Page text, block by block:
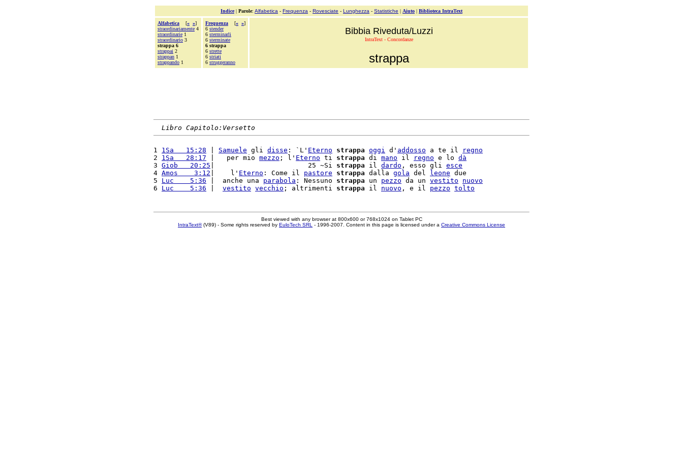
Indice| Parole: Alfabetica - Frequenza - Rovesciate - Lunghezza - Statistiche | Aiuto | Biblioteca IntraText
Alfabetica [« »]
straordinariamente 4
straordinarie 1
straordinario 3
strappa 6
strappai 2
strappan 1
strappando 1
Frequenza [« »]
6 stender
6 sterminarli
6 sterminate
6 strappa
6 strette
6 striati
6 struggeranno
Bibbia Riveduta/Luzzi
IntraText - Concordanze
strappa
Libro Capitolo:Versetto
1 1Sa   15:28 Samuele gli disse : `L' Eterno strappa oggi d' addosso a te il
regno
2 1Sa   28:17 |   per mio mezzo ; l' Eterno ti strappa di mano il regno e lo dà
3 Giob   20:25 |                       25 ~Si strappa il dardo , esso gli esce
4 Amos    3:12 |    l' Eterno : Come il pastore strappa dalla gola del leone due
5 Luc    5:36 |  anche una parabola : Nessuno strappa un pezzo da un vestito
nuovo
6 Luc    5:36 vestito vecchio ; altrimenti strappa il nuovo , e il pezzo tolto
Best viewed with any browser at 800x600 or 768x1024 on Tablet PC
IntraText®(V89) - Some rights reserved by EuloTech SRL - 1996-2007. Content in this page is licensed under a Creative Commons License